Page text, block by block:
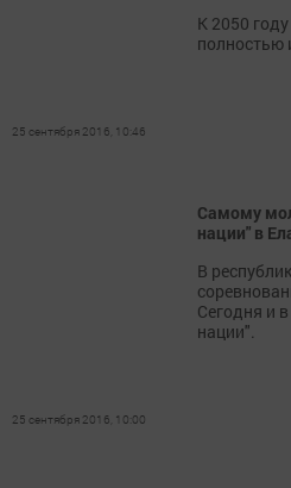
К 2050
полностью
25 сентября 2016, 10:46
Самому
нации" в
В
Сегодня и
нации".
25 сентября 2016, 10:00